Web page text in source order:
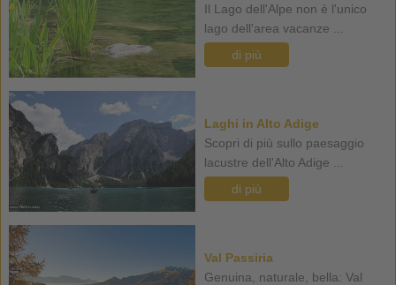
Il Lago dell'Alpe non è l'unico
lago dell'area vacanze ...
di più
Laghi in Alto Adige
Scopri di più sullo paesaggio
lacustre dell'Alto Adige ...
di più
Val Passiria
Genuina, naturale, bella: Val